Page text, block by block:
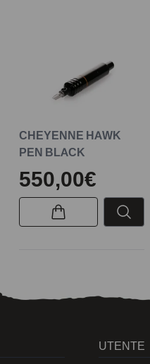
CHEYENNE HAWK
PEN BLACK
550,00€
UTENTE